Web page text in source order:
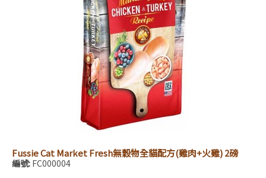
Fussie Cat Market Fresh無穀物全貓配方(雞肉+火雞) 2磅
編號: FC000004